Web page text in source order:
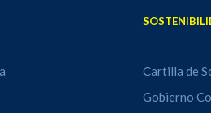
Cartilla de
Gobierno